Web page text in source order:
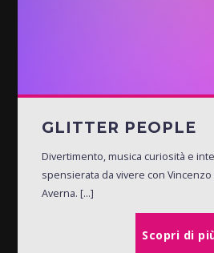
GLITTER PEOPLE
Divertimento, musica curiosità e
spensierata da vivere con Vincenzo
Averna. [...]
Scopri di